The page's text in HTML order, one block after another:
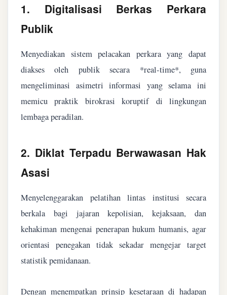
1. Digitalisasi Berkas Perkara
Publik
Menyediakan sistem pelacakan perkara yang dapat
diakses oleh publik secara *real-time*, guna
mengeliminasi asimetri informasi yang selama ini
memicu praktik birokrasi koruptif di lingkungan
lembaga peradilan.
2. Diklat Terpadu Berwawasan Hak
Asasi
Menyelenggarakan pelatihan lintas institusi secara
berkala bagi jajaran kepolisian, kejaksaan, dan
kehakiman mengenai penerapan hukum humanis, agar
orientasi penegakan tidak sekadar mengejar target
statistik pemidanaan.
Dengan menempatkan prinsip kesetaraan di hadapan